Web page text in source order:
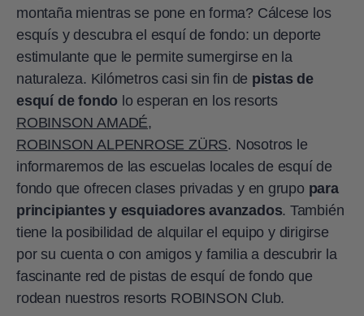
montaña mientras se pone en forma? Cálcese los
esquís y descubra el esquí de fondo: un deporte
estimulante que le permite sumergirse en la
naturaleza. Kilómetros casi sin fin de pistas de
esquí de fondo lo esperan en los resorts
ROBINSON AMADÉ,
ROBINSON ALPENROSE ZÜRS. Nosotros le
informaremos de las escuelas locales de esquí de
fondo que ofrecen clases privadas y en grupo para
principiantes y esquiadores avanzados. También
tiene la posibilidad de alquilar el equipo y dirigirse
por su cuenta o con amigos y familia a descubrir la
fascinante red de pistas de esquí de fondo que
rodean nuestros resorts ROBINSON Club.